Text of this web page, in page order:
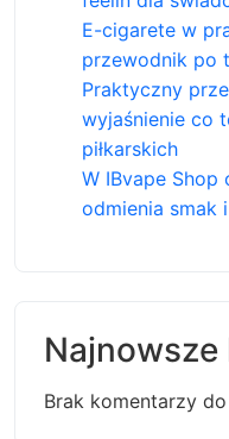
E-cigarete w
przewodnik po
Praktyczny
wyjaśnienie co
piłkarskich
W IBvape Shop
odmienia smak
Brak komentarzy